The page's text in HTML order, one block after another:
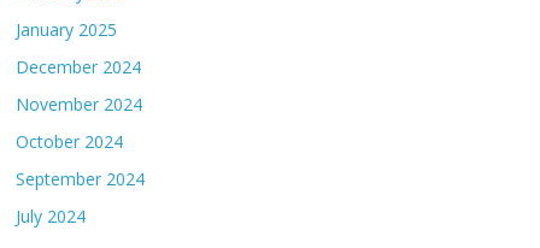
January 2025
December 2024
November 2024
October 2024
September 2024
July 2024